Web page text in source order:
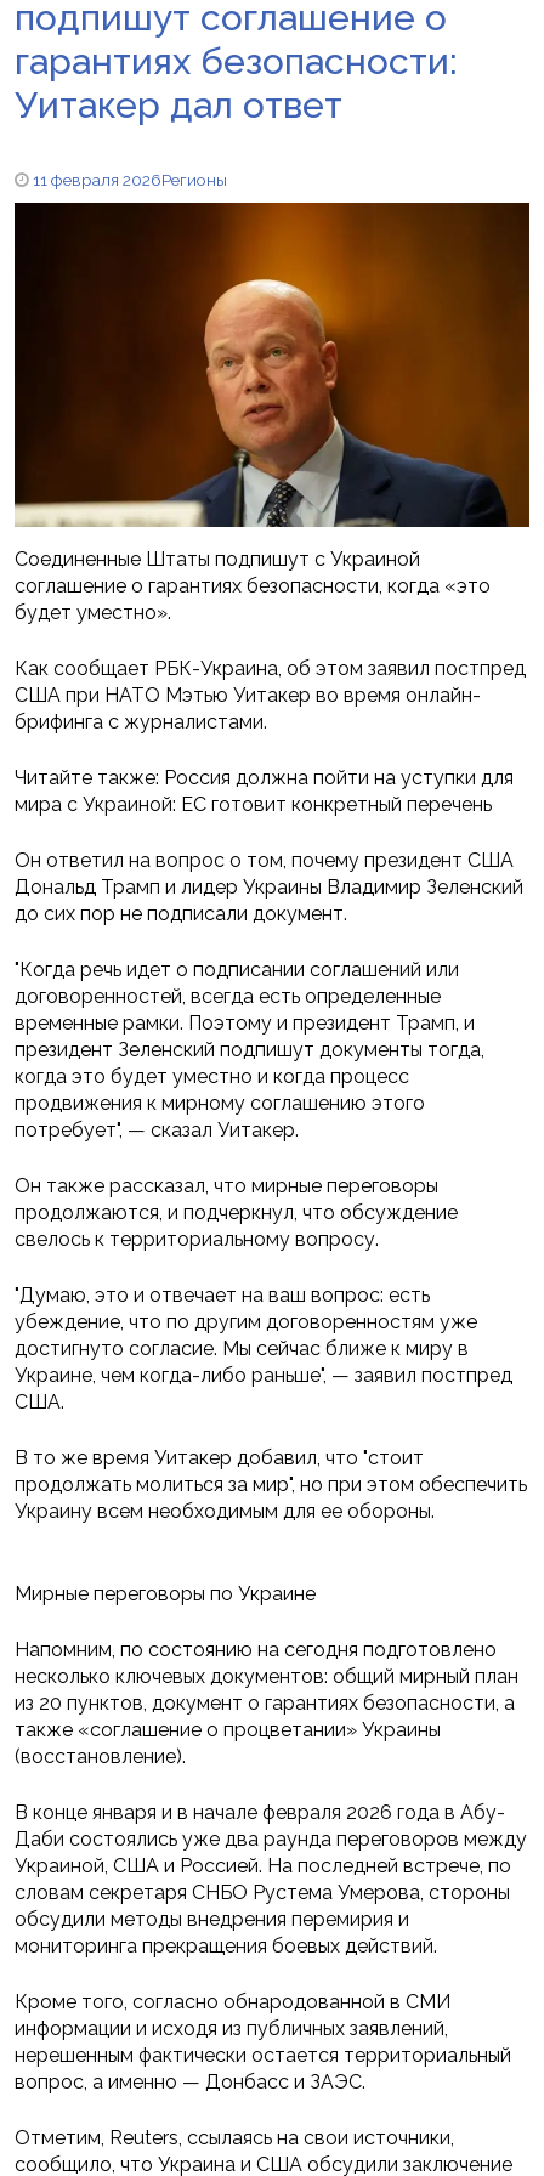
подпишут соглашение о
гарантиях безопасности:
Уитакер дал ответ
11 февраля 2026Регионы
Соединенные Штаты подпишут с Украиной
соглашение о гарантиях безопасности, когда «это
будет уместно».
Как сообщает РБК-Украина, об этом заявил постпред
США при НАТО Мэтью Уитакер во время онлайн-
брифинга с журналистами.
Читайте также: Россия должна пойти на уступки для
мира с Украиной: ЕС готовит конкретный перечень
Он ответил на вопрос о том, почему президент США
Дональд Трамп и лидер Украины Владимир Зеленский
до сих пор не подписали документ.
"Когда речь идет о подписании соглашений или
договоренностей, всегда есть определенные
временные рамки. Поэтому и президент Трамп, и
президент Зеленский подпишут документы тогда,
когда это будет уместно и когда процесс
продвижения к мирному соглашению этого
потребует", — сказал Уитакер.
Он также рассказал, что мирные переговоры
продолжаются, и подчеркнул, что обсуждение
свелось к территориальному вопросу.
"Думаю, это и отвечает на ваш вопрос: есть
убеждение, что по другим договоренностям уже
достигнуто согласие. Мы сейчас ближе к миру в
Украине, чем когда-либо раньше", — заявил постпред
США.
В то же время Уитакер добавил, что "стоит
продолжать молиться за мир", но при этом обеспечить
Украину всем необходимым для ее обороны.
Мирные переговоры по Украине
Напомним, по состоянию на сегодня подготовлено
несколько ключевых документов: общий мирный план
из 20 пунктов, документ о гарантиях безопасности, а
также «соглашение о процветании» Украины
(восстановление).
В конце января и в начале февраля 2026 года в Абу-
Даби состоялись уже два раунда переговоров между
Украиной, США и Россией. На последней встрече, по
словам секретаря СНБО Рустема Умерова, стороны
обсудили методы внедрения перемирия и
мониторинга прекращения боевых действий.
Кроме того, согласно обнародованной в СМИ
информации и исходя из публичных заявлений,
нерешенным фактически остается территориальный
вопрос, а именно — Донбасс и ЗАЭС.
Отметим, Reuters, ссылаясь на свои источники,
сообщило, что Украина и США обсудили заключение